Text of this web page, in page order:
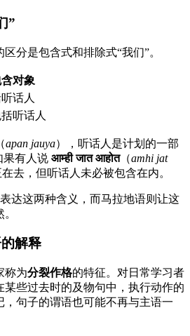
”
分是包含式和排除式“我们”。
对象
话人
听话人
apan jauya），听话人是计划的一部
果有人说 आम्ही जात आहोत（amhi jat
去，但听话人未必被包含在内。
达这两种含义，而马拉地语则让这
解释
称为分裂作格的特征。对日常学习者
些过去时的及物句中，执行动作的
，句子的谓语也可能不再与主语一